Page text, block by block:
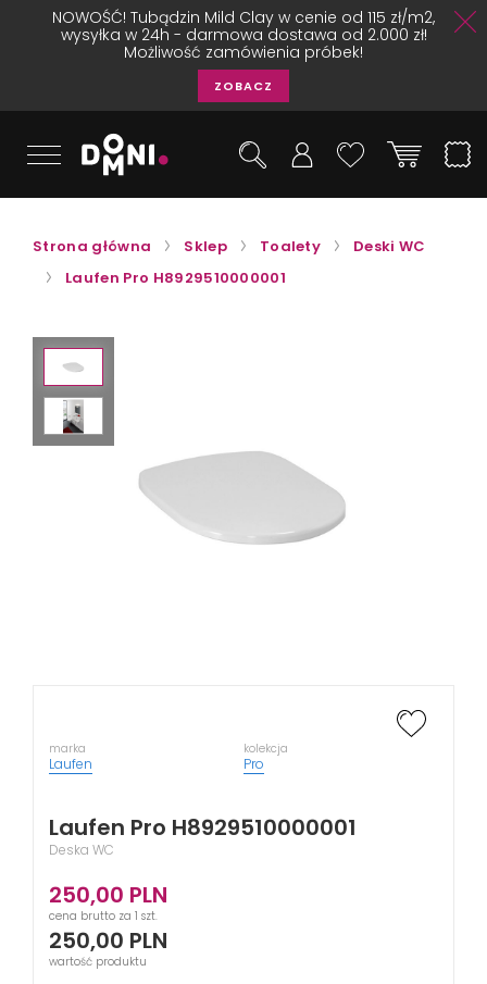
NOWOŚĆ! Tubądzin Mild Clay w cenie od 115 zł/m2,
wysyłka w 24h - darmowa dostawa od 2.000 zł!
Możliwość zamówienia próbek!
ZOBACZ
Strona główna Sklep Toalety
Deski WC
Laufen Pro H8929510000001
marka
Laufen
kolekcja
Pro
Laufen Pro H8929510000001
Deska WC
250,00 PLN
cena brutto za 1 szt.
250,00 PLN
wartość produktu